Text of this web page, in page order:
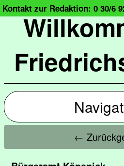
Kontakt zur Redaktion: 0 30/6
←